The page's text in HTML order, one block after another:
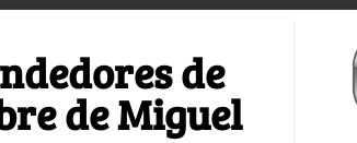
de
de Miguel